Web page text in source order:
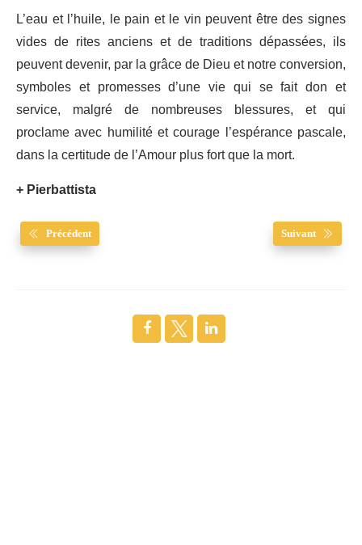
L’eau et l’huile, le pain et le vin peuvent être des signes
vides de rites anciens et de traditions dépassées, ils
peuvent devenir, par la grâce de Dieu et notre conversion,
symboles et promesses d’une vie qui se fait don et
service, malgré de nombreuses blessures, et qui
proclame avec humilité et courage l’espérance pascale,
dans la certitude de l’Amour plus fort que la mort.
+ Pierbattista
Précédent Suivant